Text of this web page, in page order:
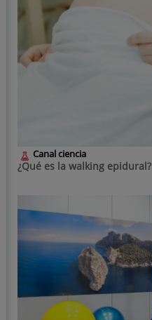
Canal ciencia
¿Qué es la walking epidural?